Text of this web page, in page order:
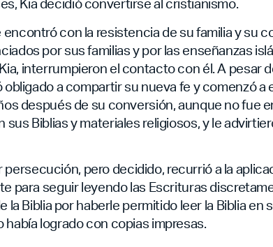
con la resistencia de su familia y su
por sus familias y por las enseñanzas
interrumpieron el contacto con él. A pesar
a compartir su nueva fe y comenzó a
después de su conversión, aunque no fue
Biblias y materiales religiosos, y le
persecución, pero decidido, recurrió a la
para seguir leyendo las Escrituras
la Biblia por haberle permitido leer la Biblia en
había logrado con copias impresas.